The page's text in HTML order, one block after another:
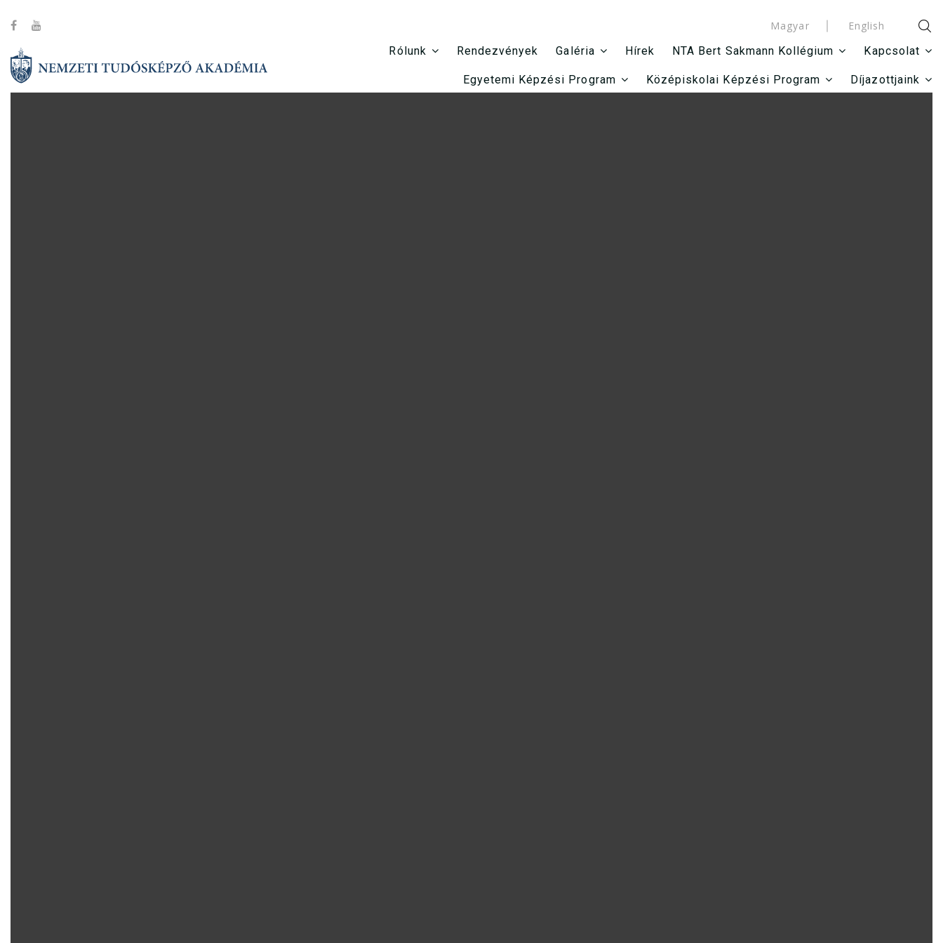
Magyar
English
Rólunk
Rendezvények Galéria Hírek NTA Bert Sakmann Kollégium Kapcsolat
Egyetemi Képzési Program Középiskolai Képzési Program Díjazottjaink